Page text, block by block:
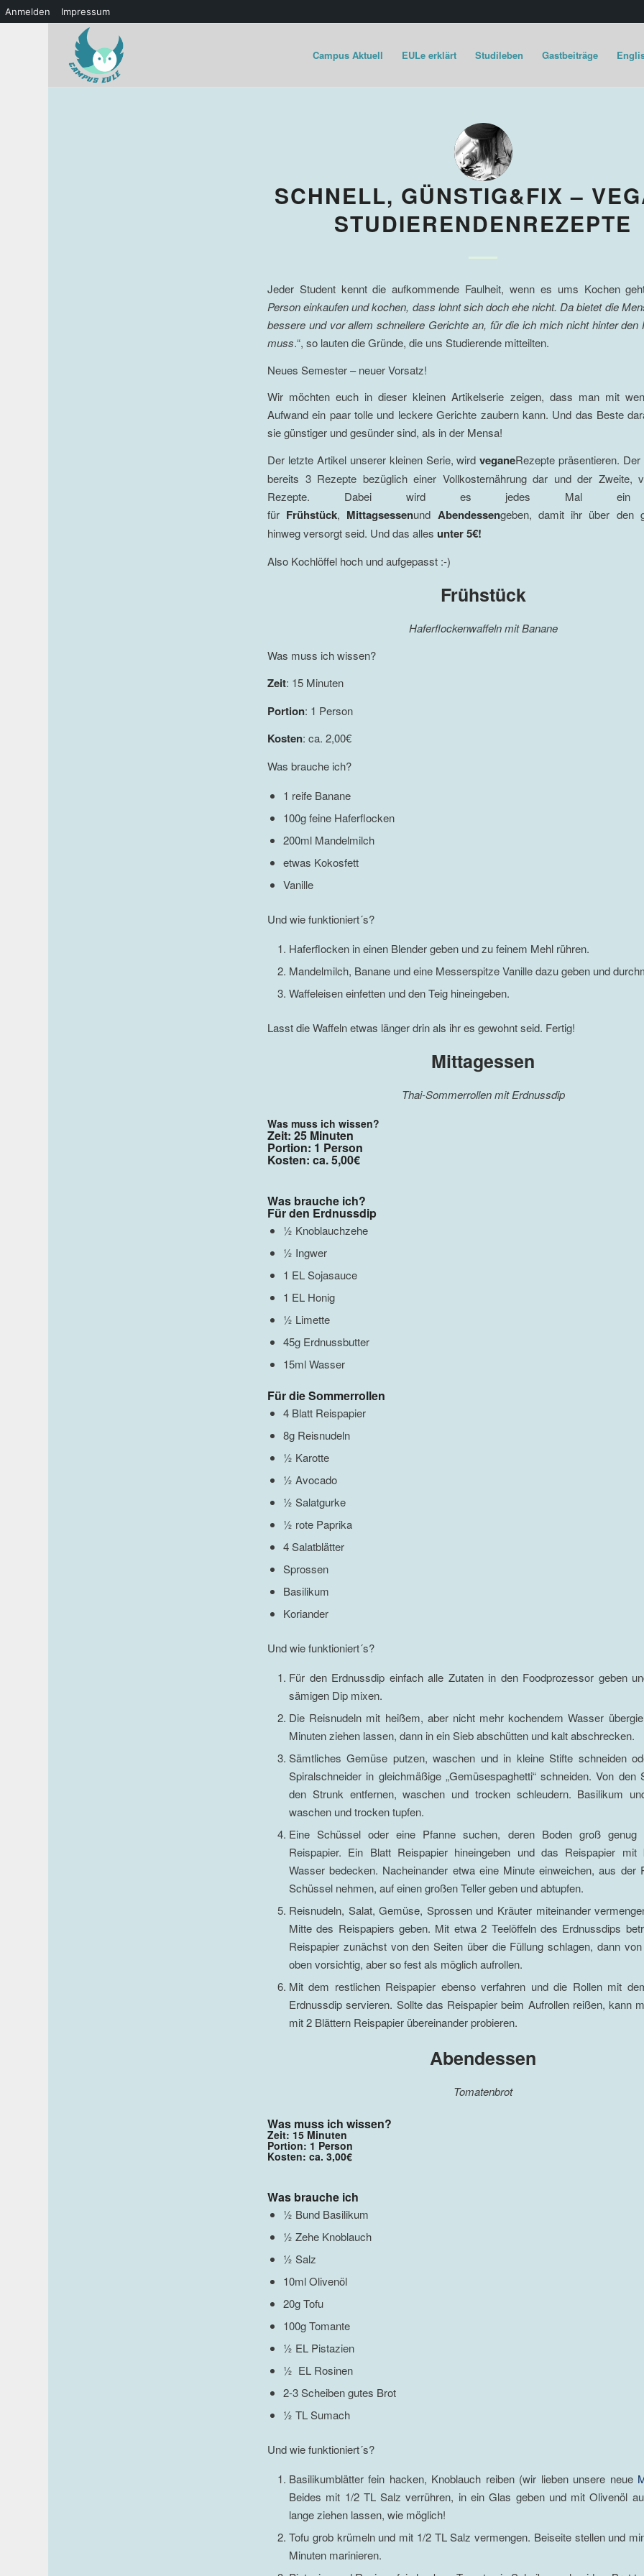
Anmelden Impressum
Campus Aktuell EULe erklärt Studileben Gastbeiträge
SCHNELL, GÜNSTIG&FIX –
STUDIERENDENREZEPTE
Jeder Student kennt die aufkommende Faulheit, wenn es ums Kochen
Person einkaufen und kochen, dass lohnt sich doch ehe nicht. Da bietet die
bessere und vor allem schnellere Gerichte an, für die ich mich nicht hinter den
muss.“, so lauten die Gründe, die uns Studierende mitteilten.
Neues Semester – neuer Vorsatz!
Wir möchten euch in dieser kleinen Artikelserie zeigen, dass man mit
Aufwand ein paar tolle und leckere Gerichte zaubern kann. Und das Beste
sie günstiger und gesünder sind, als in der Mensa!
Der letzte Artikel unserer kleinen Serie, wirdveganeRezepte präsentieren.
bereits 3 Rezepte bezüglich einer Vollkosternährung dar und der Zweite,
Rezepte. Dabei wird es jedes Mal ein
für Frühstück, Mittagsessenund Abendessengeben, damit ihr über den
hinweg versorgt seid. Und das alles unter 5€!
Also Kochlöffel hoch und aufgepasst :-)
Frühstück
Haferflockenwaffeln mit Banane
Was muss ich wissen?
Zeit: 15 Minuten
Portion: 1 Person
Kosten: ca. 2,00€
Was brauche ich?
1 reife Banane
100g feine Haferflocken
200ml Mandelmilch
etwas Kokosfett
Vanille
Und wie funktioniert´s?
Haferflocken in einen Blender geben und zu feinem Mehl rühren.
Mandelmilch, Banane und eine Messerspitze Vanille dazu geben und
Waffeleisen einfetten und den Teig hineingeben.
Lasst die Waffeln etwas länger drin als ihr es gewohnt seid. Fertig!
Mittagessen
Thai-Sommerrollen mit Erdnussdip
Was muss ich wissen?
Zeit: 25 Minuten
Portion: 1 Person
Kosten: ca. 5,00€
Was brauche ich?
Für den Erdnussdip
½ Knoblauchzehe
½ Ingwer
1 EL Sojasauce
1 EL Honig
½ Limette
45g Erdnussbutter
15ml Wasser
Für die Sommerrollen
4 Blatt Reispapier
8g Reisnudeln
½ Karotte
½ Avocado
½ Salatgurke
½ rote Paprika
4 Salatblätter
Sprossen
Basilikum
Koriander
Und wie funktioniert´s?
Für den Erdnussdip einfach alle Zutaten in den Foodprozessor geben
sämigen Dip mixen.
Die Reisnudeln mit heißem, aber nicht mehr kochendem Wasser
Minuten ziehen lassen, dann in ein Sieb abschütten und kalt abschrecken.
Sämtliches Gemüse putzen, waschen und in kleine Stifte schneiden
Spiralschneider in gleichmäßige „Gemüsespaghetti“ schneiden. Von den
den Strunk entfernen, waschen und trocken schleudern. Basilikum
waschen und trocken tupfen.
Eine Schüssel oder eine Pfanne suchen, deren Boden groß
Reispapier. Ein Blatt Reispapier hineingeben und das Reispapier mit
Wasser bedecken. Nacheinander etwa eine Minute einweichen, aus der
Schüssel nehmen, auf einen großen Teller geben und abtupfen.
Reisnudeln, Salat, Gemüse, Sprossen und Kräuter miteinander
Mitte des Reispapiers geben. Mit etwa 2 Teelöffeln des Erdnussdips
Reispapier zunächst von den Seiten über die Füllung schlagen, dann
oben vorsichtig, aber so fest als möglich aufrollen.
Mit dem restlichen Reispapier ebenso verfahren und die Rollen mit
Erdnussdip servieren. Sollte das Reispapier beim Aufrollen reißen, kann
mit 2 Blättern Reispapier übereinander probieren.
Abendessen
Tomatenbrot
Was muss ich wissen?
Zeit: 15 Minuten
Portion: 1 Person
Kosten: ca. 3,00€
Was brauche ich
½ Bund Basilikum
½ Zehe Knoblauch
½ Salz
10ml Olivenöl
20g Tofu
100g Tomante
½ EL Pistazien
½ EL Rosinen
2-3 Scheiben gutes Brot
½ TL Sumach
Und wie funktioniert´s?
Basilikumblätter fein hacken, Knoblauch reiben (wir lieben unsere neue
Beides mit 1/2 TL Salz verrühren, in ein Glas geben und mit Olivenöl
lange ziehen lassen, wie möglich!
Tofu grob krümeln und mit 1/2 TL Salz vermengen. Beiseite stellen und
Minuten marinieren.